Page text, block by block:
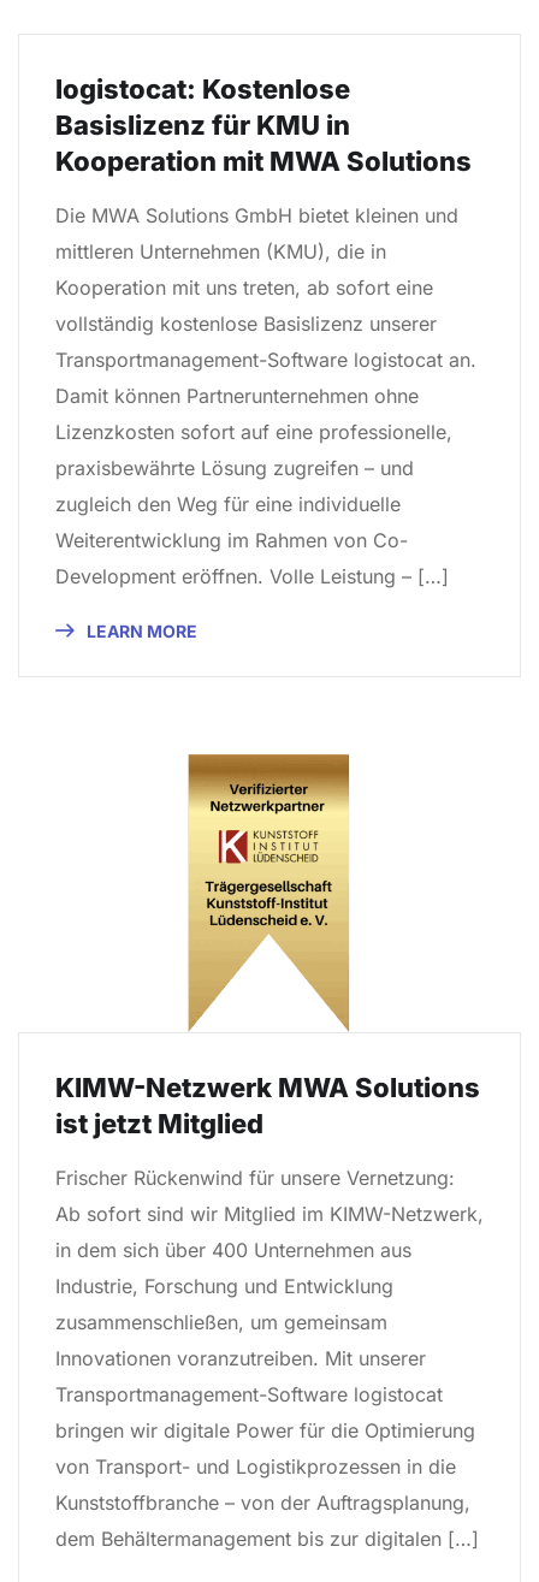
logistocat: Kostenlose
Basislizenz für KMU in
Kooperation mit MWA Solutions
Die MWA Solutions GmbH bietet kleinen und
mittleren Unternehmen (KMU), die in
Kooperation mit uns treten, ab sofort eine
vollständig kostenlose Basislizenz unserer
Transportmanagement-Software logistocat an.
Damit können Partnerunternehmen ohne
Lizenzkosten sofort auf eine professionelle,
praxisbewährte Lösung zugreifen – und
zugleich den Weg für eine individuelle
Weiterentwicklung im Rahmen von Co-
Development eröffnen. Volle Leistung – […]
LEARN MORE
KIMW-Netzwerk MWA Solutions
ist jetzt Mitglied
Frischer Rückenwind für unsere Vernetzung:
Ab sofort sind wir Mitglied im KIMW-Netzwerk,
in dem sich über 400 Unternehmen aus
Industrie, Forschung und Entwicklung
zusammenschließen, um gemeinsam
Innovationen voranzutreiben. Mit unserer
Transportmanagement-Software logistocat
bringen wir digitale Power für die Optimierung
von Transport- und Logistikprozessen in die
Kunststoffbranche – von der Auftragsplanung,
dem Behältermanagement bis zur digitalen […]